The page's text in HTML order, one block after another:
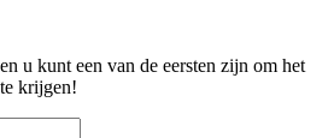
u kunt een van de eersten zijn om het
krijgen!